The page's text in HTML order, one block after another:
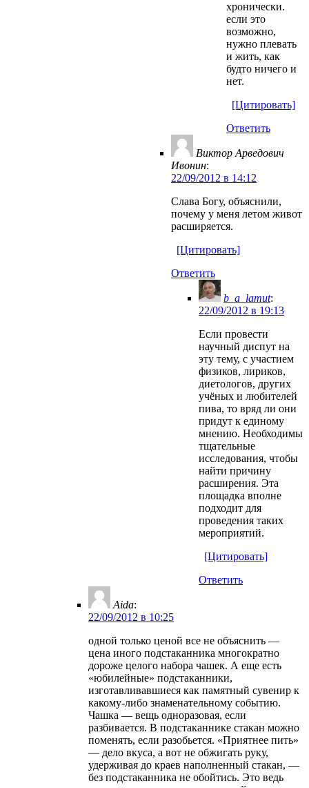
хронически.
если это
возможно,
нужно плевать
и жить, как
будто ничего и
нет.
[Цитировать]
Ответить
Виктор Арведович
Ивонин:
22/09/2012 в 14:12
Слава Богу, объяснили,
почему у меня летом живот
расширяется.
[Цитировать]
Ответить
b_a_lamut:
22/09/2012 в 19:13
Если провести
научный диспут на
эту тему, с участием
физиков, лириков,
диетологов, других
учёных и любителей
пива, то вряд ли они
придут к единому
мнению. Необходимы
тщательные
исследования, чтобы
найти причину
расширения. Эта
площадка вполне
подходит для
проведения таких
мероприятий.
[Цитировать]
Ответить
Aida:
22/09/2012 в 10:25
одной только ценой все не объяснить —
цена иного подстаканника многократно
дороже целого набора чашек. А еще есть
«юбилейные» подстаканники,
изготавливавшиеся как памятный сувенир к
какому-либо знаменательному событию.
Чашка — вещь одноразовая, если
разбивается. В подстаканнике стакан можно
поменять, если разобьется. «Приятнее пить»
— дело вкуса, а вот не обжигать руку,
удерживая до краев наполненный стакан, —
без подстаканника не обойтись. Это ведь